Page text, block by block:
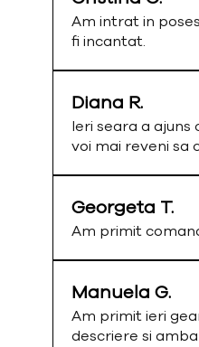
Am intrat in
fi incantat.
Diana R.
Ieri seara a
voi mai reveni sa
Georgeta T.
Am primit
Manuela G.
Am primit ieri
descriere si